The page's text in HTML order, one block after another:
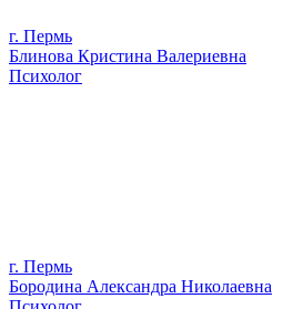
г. Пермь
Блинова Кристина Валериевна
Психолог
г. Пермь
Бородина Александра Николаевна